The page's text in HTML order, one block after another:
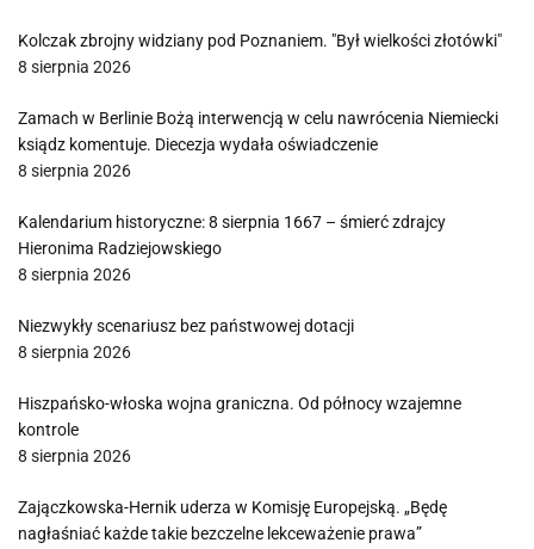
Kolczak zbrojny widziany pod Poznaniem. "Był wielkości złotówki"
8 sierpnia 2026
Zamach w Berlinie Bożą interwencją w celu nawrócenia Niemiecki
ksiądz komentuje. Diecezja wydała oświadczenie
8 sierpnia 2026
Kalendarium historyczne: 8 sierpnia 1667 – śmierć zdrajcy
Hieronima Radziejowskiego
8 sierpnia 2026
Niezwykły scenariusz bez państwowej dotacji
8 sierpnia 2026
Hiszpańsko-włoska wojna graniczna. Od północy wzajemne
kontrole
8 sierpnia 2026
Zajączkowska-Hernik uderza w Komisję Europejską. „Będę
nagłaśniać każde takie bezczelne lekceważenie prawa”